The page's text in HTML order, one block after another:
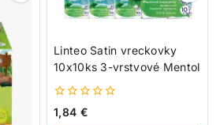
Linteo Satin vreckovky
10x10ks 3-vrstvové Mentol
0
1,84 €